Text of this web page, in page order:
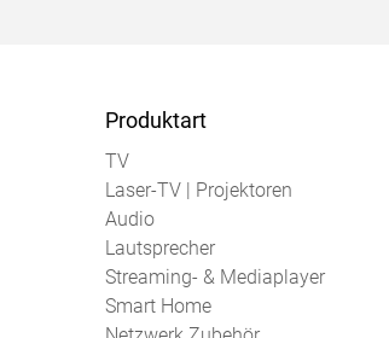
Produktart
TV
Laser-TV | Projektoren
Audio
Lautsprecher
Streaming- & Mediaplayer
Smart Home